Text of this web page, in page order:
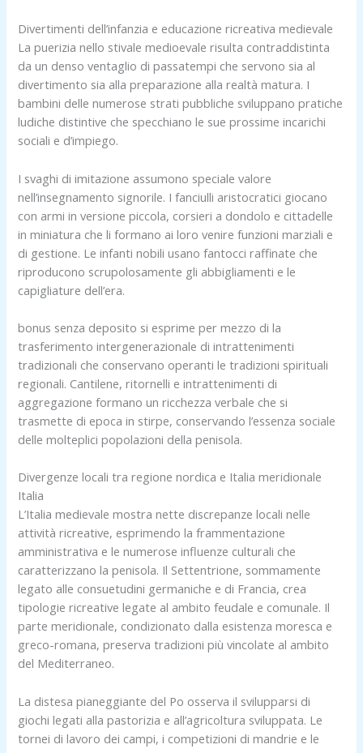
Divertimenti dell’infanzia e educazione ricreativa medievale
La puerizia nello stivale medioevale risulta contraddistinta
da un denso ventaglio di passatempi che servono sia al
divertimento sia alla preparazione alla realtà matura. I
bambini delle numerose strati pubbliche sviluppano pratiche
ludiche distintive che specchiano le sue prossime incarichi
sociali e d’impiego.
I svaghi di imitazione assumono speciale valore
nell’insegnamento signorile. I fanciulli aristocratici giocano
con armi in versione piccola, corsieri a dondolo e cittadelle
in miniatura che li formano ai loro venire funzioni marziali e
di gestione. Le infanti nobili usano fantocci raffinate che
riproducono scrupolosamente gli abbigliamenti e le
capigliature dell’era.
bonus senza deposito si esprime per mezzo di la
trasferimento intergenerazionale di intrattenimenti
tradizionali che conservano operanti le tradizioni spirituali
regionali. Cantilene, ritornelli e intrattenimenti di
aggregazione formano un ricchezza verbale che si
trasmette di epoca in stirpe, conservando l’essenza sociale
delle molteplici popolazioni della penisola.
Divergenze locali tra regione nordica e Italia meridionale
Italia
L’Italia medievale mostra nette discrepanze locali nelle
attività ricreative, esprimendo la frammentazione
amministrativa e le numerose influenze culturali che
caratterizzano la penisola. Il Settentrione, sommamente
legato alle consuetudini germaniche e di Francia, crea
tipologie ricreative legate al ambito feudale e comunale. Il
parte meridionale, condizionato dalla esistenza moresca e
greco-romana, preserva tradizioni più vincolate al ambito
del Mediterraneo.
La distesa pianeggiante del Po osserva il svilupparsi di
giochi legati alla pastorizia e all’agricoltura sviluppata. Le
tornei di lavoro dei campi, i competizioni di mandrie e le